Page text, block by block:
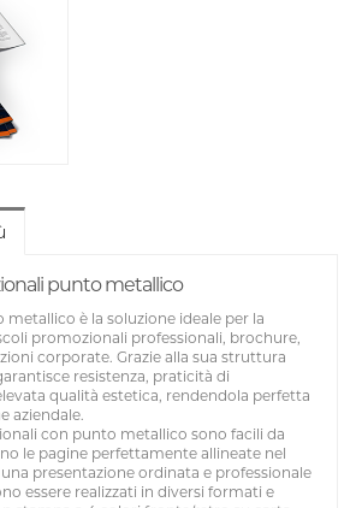
punto metallico
metallico è la soluzione ideale per la
promozionali professionali, brochure,
corporate. Grazie alla sua struttura
resistenza, praticità di
qualità estetica, rendendola perfetta
aziendale.
con punto metallico sono facili da
le pagine perfettamente allineate nel
presentazione ordinata e professionale
essere realizzati in diversi formati e